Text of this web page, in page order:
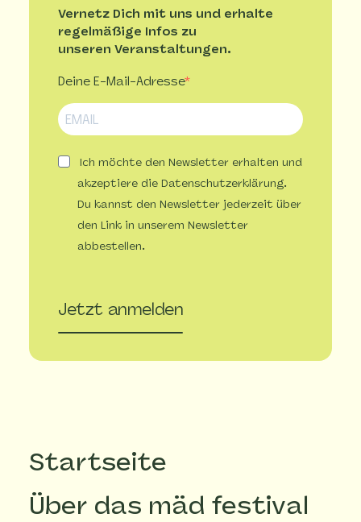
Vernetz Dich mit uns und erhalte
regelmäßige Infos zu
unseren Veranstaltungen.
Deine E-Mail-Adresse
Ich möchte den Newsletter erhalten und
akzeptiere die Datenschutzerklärung.
Du kannst den Newsletter jederzeit über
den Link in unserem Newsletter
abbestellen.
Jetzt anmelden
Startseite
Über das mäd festival